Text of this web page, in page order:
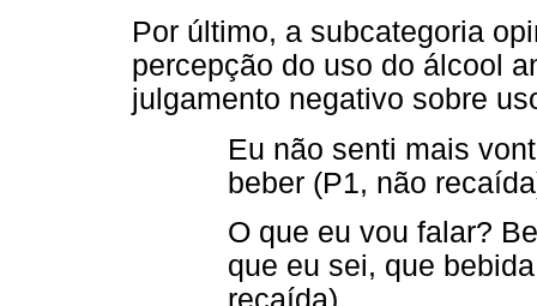
Por último, a subcategoria
percepção do uso do álcool
julgamento negativo sobre
Eu não senti mais
beber (P1, não
O que eu vou falar?
que eu sei, que
recaída).